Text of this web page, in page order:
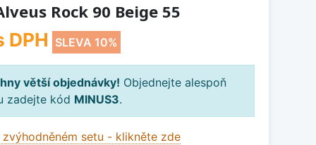
Rock 90 Beige 55
DPH SLEVA 10%
větší objednávky! Objednejte alespoň
zadejte kód MINUS3.
setu - klikněte zde